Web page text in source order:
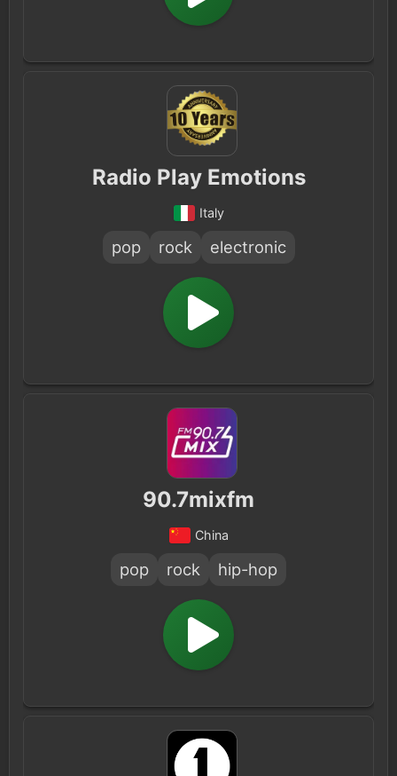
Radio Play Emotions
Italy
pop rock electronic
90.7mixfm
China
pop rock hip-hop